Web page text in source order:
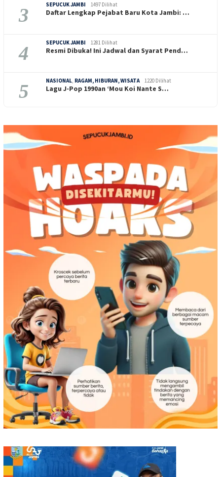
3 SEPUCUK JAMBI 1497 Dilihat
Daftar Lengkap Pejabat Baru Kota Jambi: …
4 SEPUCUK JAMBI 1281 Dilihat
Resmi Dibuka! Ini Jadwal dan Syarat Pend…
5 NASIONAL RAGAM, HIBURAN, WISATA 1220 Dilihat
Lagu J-Pop 1990an ‘Mou Koi Nante S…